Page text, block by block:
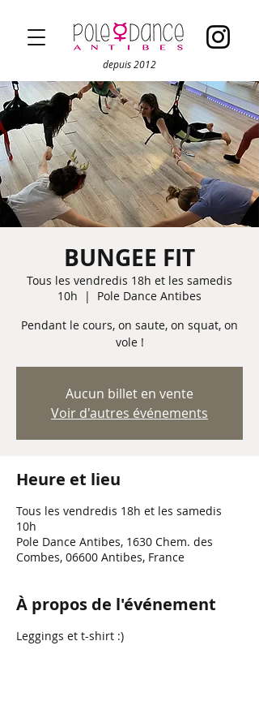
depuis 2012
BUNGEE FIT
Tous les vendredis 18h et les samedis
10h
  |
Pole Dance Antibes
Pendant le cours, on saute, on squat, on
vole !
Aucun billet en vente
Voir d'autres événements
Heure et lieu
Tous les vendredis 18h et les samedis
10h
Pole Dance Antibes, 1630 Chem. des
Combes, 06600 Antibes, France
À propos de l'événement
Leggings et t-shirt :)